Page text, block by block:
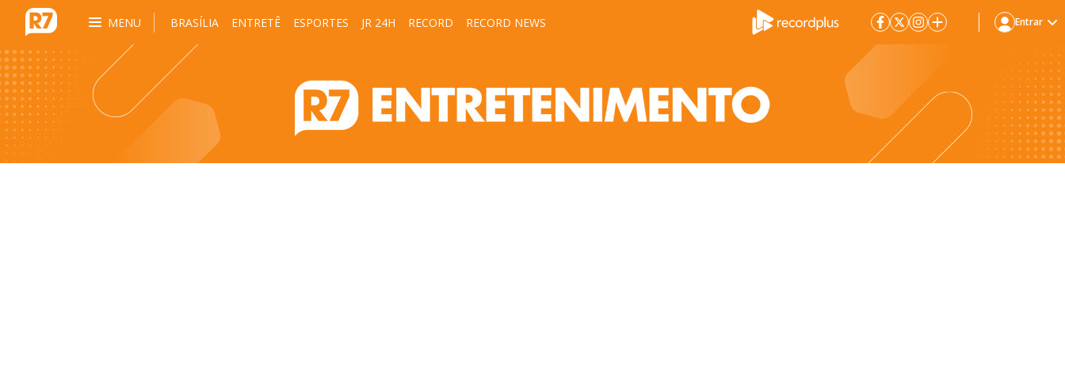
MENU BRASÍLIA ENTRETÊ ESPORTES JR 24H RECORD RECORD NEWS Entrar